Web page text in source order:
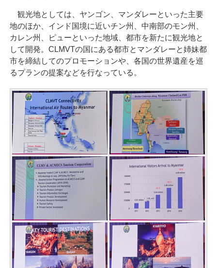
観光地としては、ヤンゴン、マンダレーといった主要
地のほか、インド国境に近いチン州、中南部のモン州、
カレン州、ピューといった地域、都市を新たに観光地と
して開発。CLMVTの国にある都市とマンダレーと姉妹都
市を締結してのプロモーションや、各国の世界遺産を巡
るプランの提案などを行なっている。